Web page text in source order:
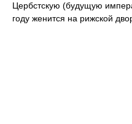
Цербстскую (будущую
году женится на рижской